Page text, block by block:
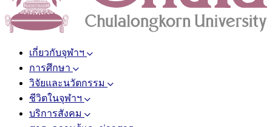
เกี่ยวกับจุฬาฯ
การศึกษา
วิจัยและนวัตกรรม
ชีวิตในจุฬาฯ
บริการสังคม